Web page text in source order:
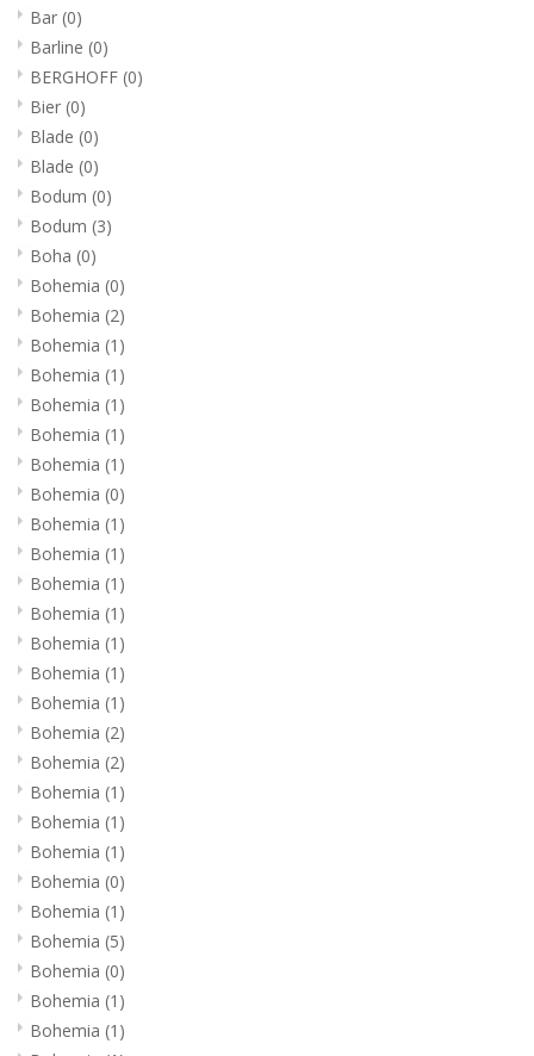
Bar (0)
Barline (0)
BERGHOFF (0)
Bier (0)
Blade (0)
Blade (0)
Bodum (0)
Bodum (3)
Boha (0)
Bohemia (0)
Bohemia (2)
Bohemia (1)
Bohemia (1)
Bohemia (1)
Bohemia (1)
Bohemia (1)
Bohemia (0)
Bohemia (1)
Bohemia (1)
Bohemia (1)
Bohemia (1)
Bohemia (1)
Bohemia (1)
Bohemia (1)
Bohemia (2)
Bohemia (2)
Bohemia (1)
Bohemia (1)
Bohemia (1)
Bohemia (0)
Bohemia (1)
Bohemia (5)
Bohemia (0)
Bohemia (1)
Bohemia (1)